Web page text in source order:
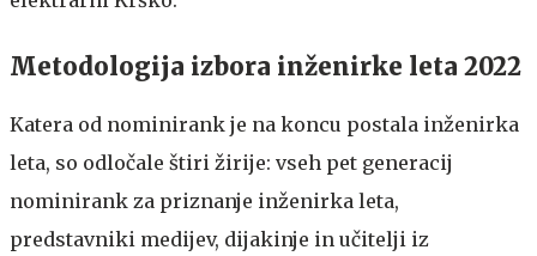
Metodologija izbora inženirke leta 2022
Katera od nominirank je na koncu postala inženirka
leta, so odločale štiri žirije: vseh pet generacij
nominirank za priznanje inženirka leta,
predstavniki medijev, dijakinje in učitelji iz